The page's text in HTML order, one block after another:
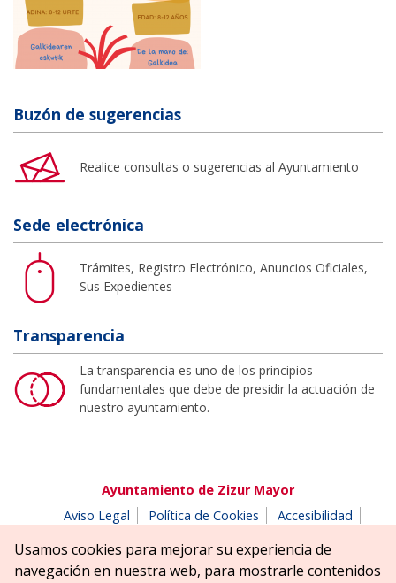
Buzón de sugerencias
Realice consultas o sugerencias al Ayuntamiento
Sede electrónica
Trámites, Registro Electrónico, Anuncios Oficiales,
Sus Expedientes
Transparencia
La transparencia es uno de los principios
fundamentales que debe de presidir la actuación de
nuestro ayuntamiento.
Ayuntamiento de Zizur Mayor
Aviso Legal
Política de Cookies
Accesibilidad
Parque Erreniega parkea, s/n | 31180 Zizur Mayor-Zizur
Nagusia (NAVARRA-NAFARROA)
Usamos cookies para mejorar su experiencia de
navegación en nuestra web, para mostrarle contenidos